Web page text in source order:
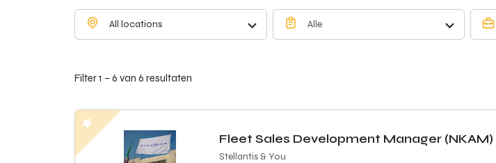
All locations Alle
Filter 1 – 6 van 6 resultaten
Fleet Sales Development Manager (NKAM)
Stellantis & You